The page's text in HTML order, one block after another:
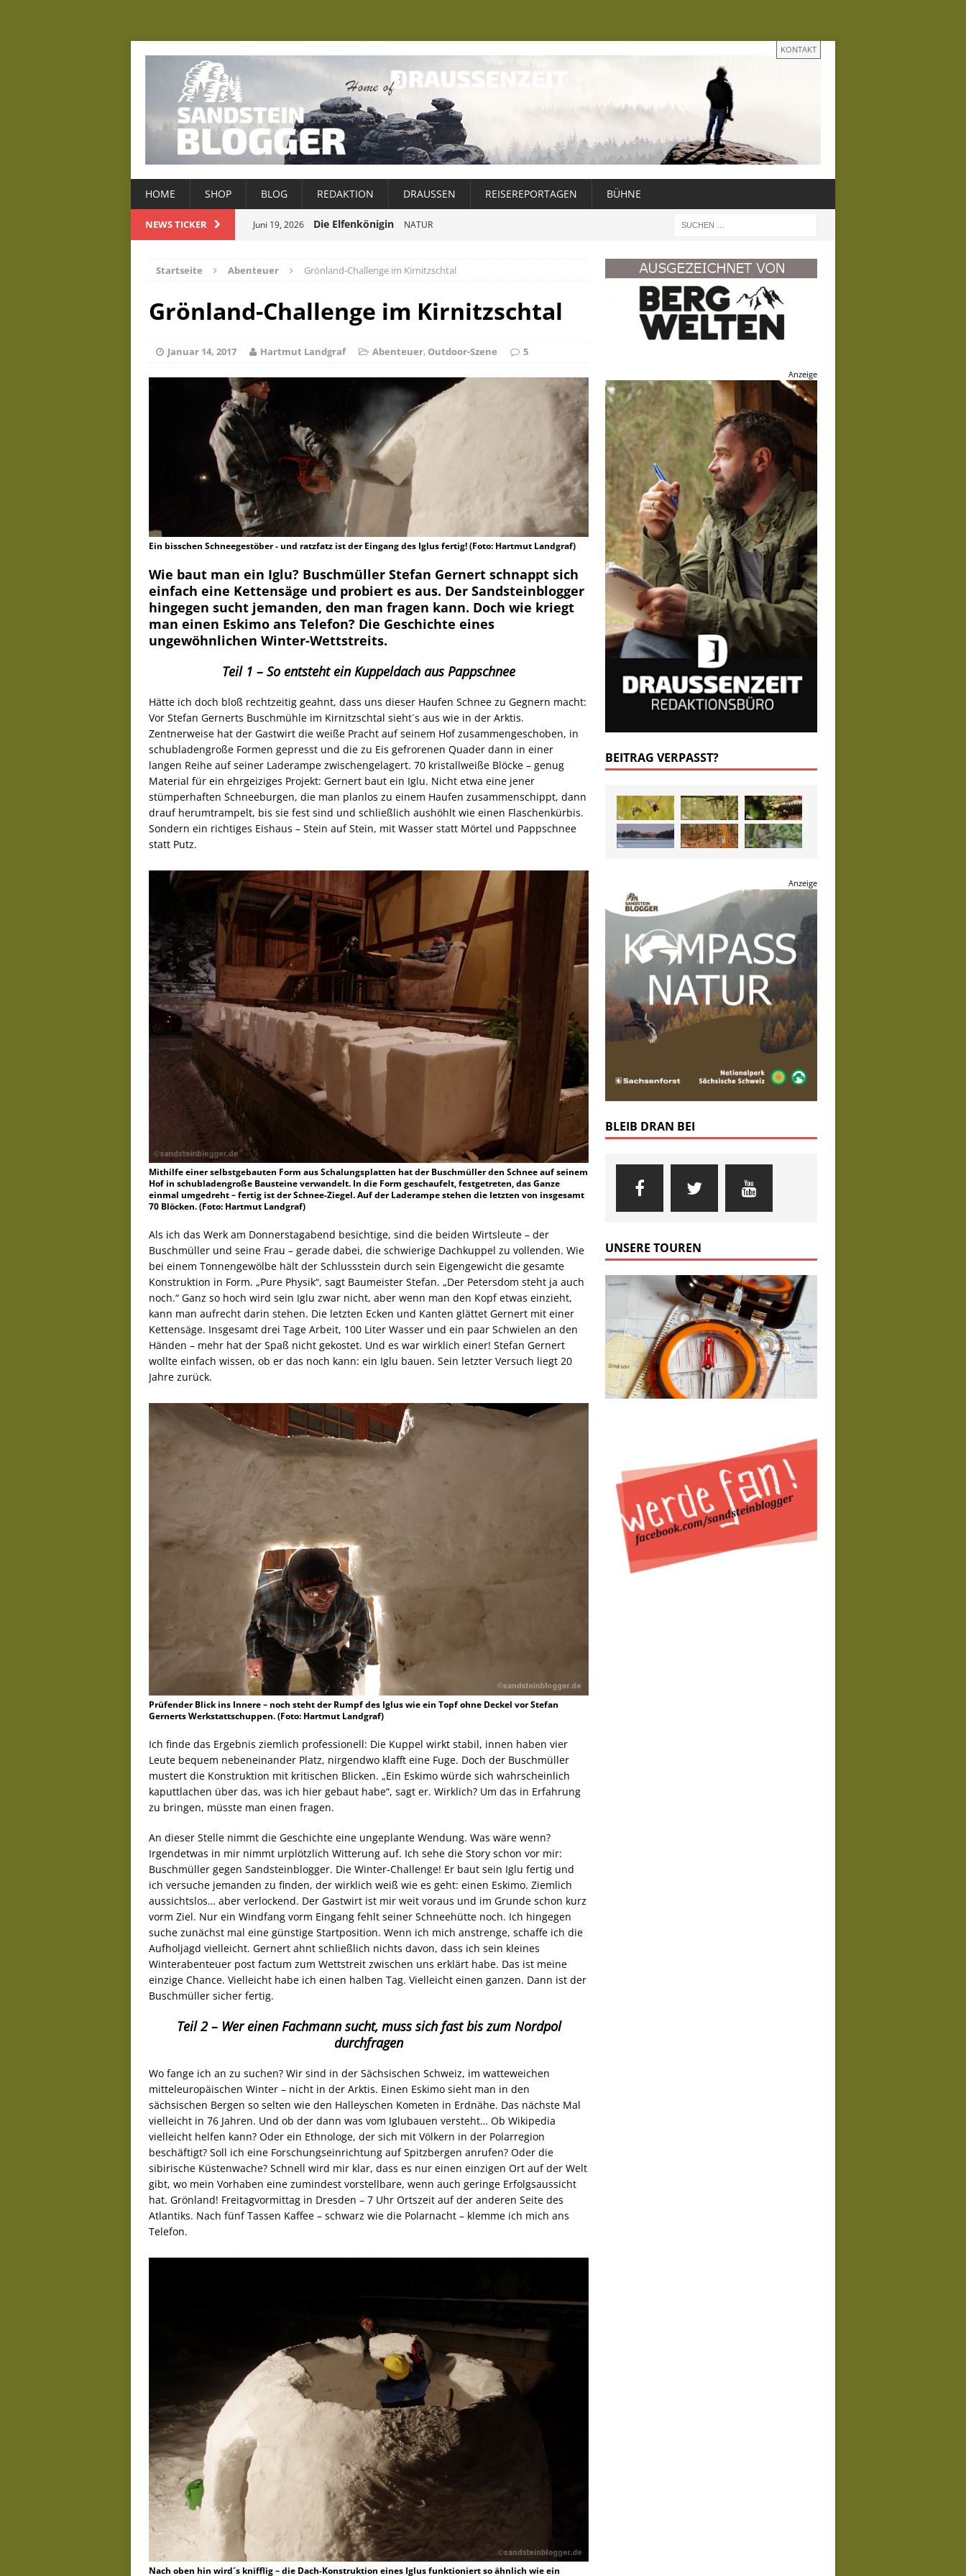
KONTAKT
HOME SHOP BLOG REDAKTION DRAUSSEN REISEREPORTAGEN BÜHNE
NEWS TICKER Juni 19, 2026 Die Elfenkönigin NATUR
Mai 22, 2026 Der Ewiggestrige
Juli 23, 2026 Der Falschspieler DRAUSSEN
Startseite Abenteuer Grönland-Challenge im Kirnitzschtal
Grönland-Challenge im Kirnitzschtal
Januar 14, 2017 Hartmut Landgraf Abenteuer,Outdoor-Szene 5
Ein bisschen Schneegestöber - und ratzfatz ist der Eingang des Iglus fertig! (Foto: Hartmut Landgraf)
Wie baut man ein Iglu? Buschmüller Stefan Gernert schnappt sich
einfach eine Kettensäge und probiert es aus. Der Sandsteinblogger
hingegen sucht jemanden, den man fragen kann. Doch wie kriegt
man einen Eskimo ans Telefon? Die Geschichte eines
ungewöhnlichen Winter-Wettstreits.
Teil 1 – So entsteht ein Kuppeldach aus Pappschnee
Hätte ich doch bloß rechtzeitig geahnt, dass uns dieser Haufen Schnee zu Gegnern macht:
Vor Stefan Gernerts Buschmühle im Kirnitzschtal sieht´s aus wie in der Arktis.
Zentnerweise hat der Gastwirt die weiße Pracht auf seinem Hof zusammengeschoben, in
schubladengroße Formen gepresst und die zu Eis gefrorenen Quader dann in einer
langen Reihe auf seiner Laderampe zwischengelagert. 70 kristallweiße Blöcke – genug
Material für ein ehrgeiziges Projekt: Gernert baut ein Iglu. Nicht etwa eine jener
stümperhaften Schneeburgen, die man planlos zu einem Haufen zusammenschippt, dann
drauf herumtrampelt, bis sie fest sind und schließlich aushöhlt wie einen Flaschenkürbis.
Sondern ein richtiges Eishaus – Stein auf Stein, mit Wasser statt Mörtel und Pappschnee
statt Putz.
Mithilfe einer selbstgebauten Form aus Schalungsplatten hat der Buschmüller den Schnee auf seinem
Hof in schubladengroße Bausteine verwandelt. In die Form geschaufelt, festgetreten, das Ganze
einmal umgedreht – fertig ist der Schnee-Ziegel. Auf der Laderampe stehen die letzten von insgesamt
70 Blöcken. (Foto: Hartmut Landgraf)
Als ich das Werk am Donnerstagabend besichtige, sind die beiden Wirtsleute – der
Buschmüller und seine Frau – gerade dabei, die schwierige Dachkuppel zu vollenden. Wie
bei einem Tonnengewölbe hält der Schlussstein durch sein Eigengewicht die gesamte
Konstruktion in Form. „Pure Physik“, sagt Baumeister Stefan. „Der Petersdom steht ja auch
noch.“ Ganz so hoch wird sein Iglu zwar nicht, aber wenn man den Kopf etwas einzieht,
kann man aufrecht darin stehen. Die letzten Ecken und Kanten glättet Gernert mit einer
Kettensäge. Insgesamt drei Tage Arbeit, 100 Liter Wasser und ein paar Schwielen an den
Händen – mehr hat der Spaß nicht gekostet. Und es war wirklich einer! Stefan Gernert
wollte einfach wissen, ob er das noch kann: ein Iglu bauen. Sein letzter Versuch liegt 20
Jahre zurück.
Prüfender Blick ins Innere – noch steht der Rumpf des Iglus wie ein Topf ohne Deckel vor Stefan
Gernerts Werkstattschuppen. (Foto: Hartmut Landgraf)
Ich finde das Ergebnis ziemlich professionell: Die Kuppel wirkt stabil, innen haben vier
Leute bequem nebeneinander Platz, nirgendwo klafft eine Fuge. Doch der Buschmüller
mustert die Konstruktion mit kritischen Blicken. „Ein Eskimo würde sich wahrscheinlich
kaputtlachen über das, was ich hier gebaut habe“, sagt er. Wirklich? Um das in Erfahrung
zu bringen, müsste man einen fragen.
An dieser Stelle nimmt die Geschichte eine ungeplante Wendung. Was wäre wenn?
Irgendetwas in mir nimmt urplötzlich Witterung auf. Ich sehe die Story schon vor mir:
Buschmüller gegen Sandsteinblogger. Die Winter-Challenge! Er baut sein Iglu fertig und
ich versuche jemanden zu finden, der wirklich weiß wie es geht: einen Eskimo. Ziemlich
aussichtslos… aber verlockend. Der Gastwirt ist mir weit voraus und im Grunde schon kurz
vorm Ziel. Nur ein Windfang vorm Eingang fehlt seiner Schneehütte noch. Ich hingegen
suche zunächst mal eine günstige Startposition. Wenn ich mich anstrenge, schaffe ich die
Aufholjagd vielleicht. Gernert ahnt schließlich nichts davon, dass ich sein kleines
Winterabenteuer post factum zum Wettstreit zwischen uns erklärt habe. Das ist meine
einzige Chance. Vielleicht habe ich einen halben Tag. Vielleicht einen ganzen. Dann ist der
Buschmüller sicher fertig.
Teil 2 – Wer einen Fachmann sucht, muss sich fast bis zum Nordpol
durchfragen
Wo fange ich an zu suchen? Wir sind in der Sächsischen Schweiz, im watteweichen
mitteleuropäischen Winter – nicht in der Arktis. Einen Eskimo sieht man in den
sächsischen Bergen so selten wie den Halleyschen Kometen in Erdnähe. Das nächste Mal
vielleicht in 76 Jahren. Und ob der dann was vom Iglubauen versteht… Ob Wikipedia
vielleicht helfen kann? Oder ein Ethnologe, der sich mit Völkern in der Polarregion
beschäftigt? Soll ich eine Forschungseinrichtung auf Spitzbergen anrufen? Oder die
sibirische Küstenwache? Schnell wird mir klar, dass es nur einen einzigen Ort auf der Welt
gibt, wo mein Vorhaben eine zumindest vorstellbare, wenn auch geringe Erfolgsaussicht
hat. Grönland! Freitagvormittag in Dresden – 7 Uhr Ortszeit auf der anderen Seite des
Atlantiks. Nach fünf Tassen Kaffee – schwarz wie die Polarnacht – klemme ich mich ans
Telefon.
Nach oben hin wird´s knifflig – die Dach-Konstruktion eines Iglus funktioniert so ähnlich wie ein
Anzeige
BEITRAG VERPASST?
Anzeige
BLEIB DRAN BEI
UNSERE TOUREN